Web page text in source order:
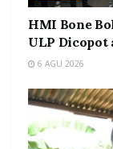
HMI Bone
ULP Dicopot
6 AGU 2026